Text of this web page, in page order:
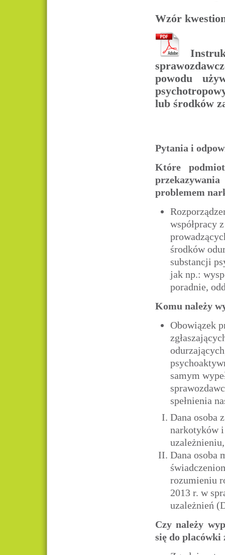
Wzór
powodu
lub środków
Pytania i
Które
problemem
współpracy
środków
substancji
jak np.:
poradnie,
Komu należy
Obowiązek
samym
spełnienia
Dana osoba
narkotyków i
Dana osoba
rozumieniu
2013 r. w
uzależnień
Czy należy
się do placówki